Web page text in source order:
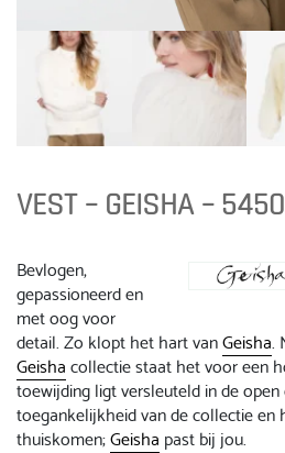
VEST – GEISHA –
Bevlogen,
gepassioneerd en
met oog voor
detail. Zo klopt het hart vanGeisha.
Geishacollectie staat het voor een
toewijding ligt versleuteld in de
toegankelijkheid van de collectie en
thuiskomen;Geisha past bij jou.